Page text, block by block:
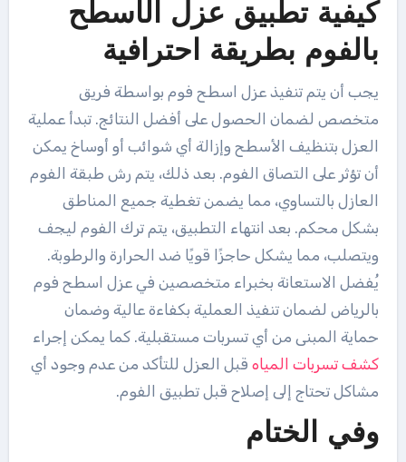
كيفية تطبيق عزل الأسطح
بالفوم بطريقة احترافية
يجب أن يتم تنفيذ عزل اسطح فوم بواسطة فريق
متخصص لضمان الحصول على أفضل النتائج. تبدأ عملية
العزل بتنظيف الأسطح وإزالة أي شوائب أو أوساخ يمكن
أن تؤثر على التصاق الفوم. بعد ذلك، يتم رش طبقة الفوم
العازل بالتساوي، مما يضمن تغطية جميع المناطق
بشكل محكم. بعد انتهاء التطبيق، يتم ترك الفوم ليجف
ويتصلب، مما يشكل حاجزًا قويًا ضد الحرارة والرطوبة.
يُفضل الاستعانة بخبراء متخصصين في عزل اسطح فوم
بالرياض لضمان تنفيذ العملية بكفاءة عالية وضمان
حماية المبنى من أي تسربات مستقبلية. كما يمكن إجراء
كشف تسربات المياهقبل العزل للتأكد من عدم وجود أي
مشاكل تحتاج إلى إصلاح قبل تطبيق الفوم.
وفي الختام